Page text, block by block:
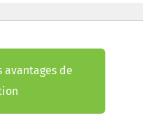
avantages de